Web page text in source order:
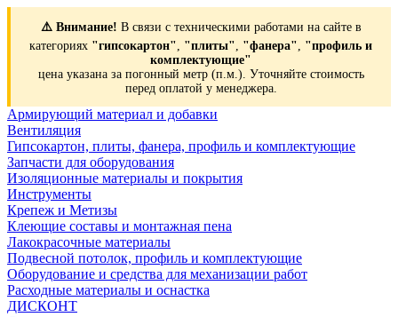
⚠️ Внимание! В связи с техническими работами на сайте в
категориях "гипсокартон", "плиты", "фанера", "профиль и
комплектующие"
цена указана за погонный метр (п.м.). Уточняйте стоимость
перед оплатой у менеджера.
Армирующий материал и добавки
Вентиляция
Гипсокартон, плиты, фанера, профиль и комплектующие
Запчасти для оборудования
Изоляционные материалы и покрытия
Инструменты
Крепеж и Метизы
Клеющие составы и монтажная пена
Лакокрасочные материалы
Подвесной потолок, профиль и комплектующие
Оборудование и средства для механизации работ
Расходные материалы и оснастка
ДИСКОНТ